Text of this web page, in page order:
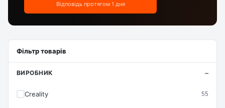
Відповідь протягом 1 дня
Фільтр товарів
ВИРОБНИК
Creality 55